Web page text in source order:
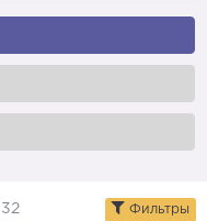
Фильтры